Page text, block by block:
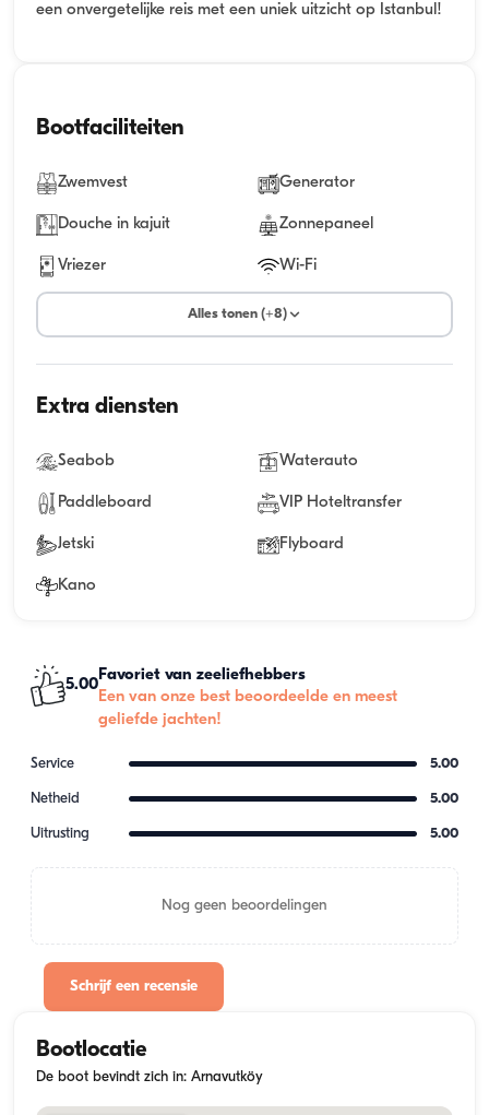
een onvergetelijke reis met een uniek uitzicht op Istanbul!
Bootfaciliteiten
Zwemvest Generator
Douche in kajuit Zonnepaneel
Vriezer Wi-Fi
Alles tonen (+8)
Extra diensten
Seabob Waterauto
Paddleboard VIP Hoteltransfer
Jetski Flyboard
Kano
5.00
Favoriet van zeeliefhebbers
Een van onze best beoordeelde en meest
geliefde jachten!
Service 5.00
Netheid 5.00
Uitrusting 5.00
Nog geen beoordelingen
Schrijf een recensie
Bootlocatie
De boot bevindt zich in: Arnavutköy